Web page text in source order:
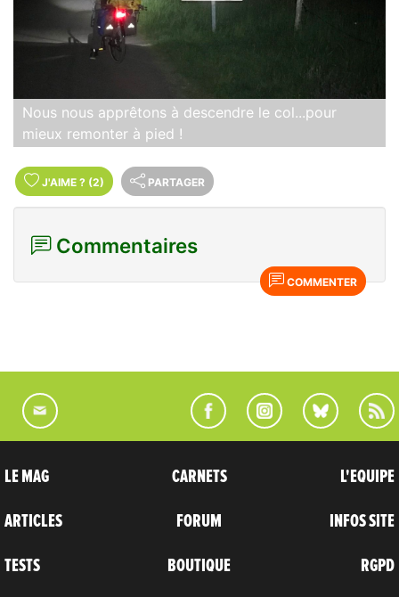
Nous nous apprêtons à descendre le col...pour
mieux remonter à pied !
J'AIME ? (2) PARTAGER
Commentaires
COMMENTER
LE MAG
ARTICLES
TESTS
CARNETS
FORUM
BOUTIQUE
L'EQUIPE
INFOS SITE
RGPD